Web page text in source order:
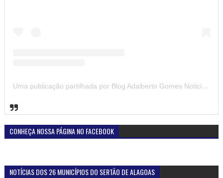
Uma publicação partilhada por Blog Adalberto Gomes Noticias (@blogadalbertogomesnoticiass)
CONHEÇA NOSSA PÁGINA NO FACEBOOK
NOTÍCIAS DOS 26 MUNICÍPIOS DO SERTÃO DE ALAGOAS